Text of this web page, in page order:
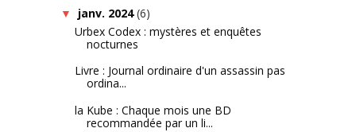
▼ janv. 2024(6)
Urbex Codex : mystères et enquêtes
nocturnes
Livre : Journal ordinaire d'un assassin pas
ordina...
la Kube : Chaque mois une BD
recommandée par un li...